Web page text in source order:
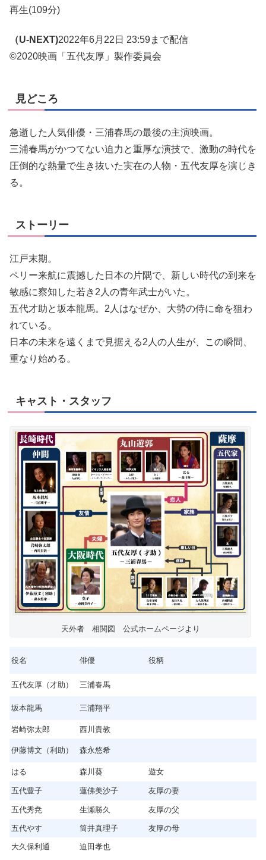
再生(109分)
（U-NEXT)2022年6月22日 23:59まで配信
©2020映画「五代友厚」製作委員会
見どころ
急逝した人気俳優・三浦春馬の最後の主演映画。
三浦春馬がかつてない迫力と重厚な演技で、激動の時代を
圧倒的な熱量で生き抜いた実在の人物・五代友厚を演じき
る。
ストーリー
江戸末期。
ペリー来航に震撼した日本の片隅で、新しい時代の到来を
敏感に察知した若き2人の青年武士がいた。
五代才助と坂本龍馬。2人はなぜか、大勢の侍に命を狙わ
れている。
日本の未来を遠くまで見据える2人の人生が、この瞬間、
重なり始める。
キャスト・スタッフ
天外者 相関図 公式ホームページより
役名 俳優 役柄
五代友厚（才助） 三浦春馬
坂本龍馬 三浦翔平
岩崎弥太郎 西川貴教
伊藤博文（利助） 森永悠希
はる 森川葵 遊女
五代豊子 蓮佛美沙子 友厚の妻
五代秀尭 生瀬勝久 友厚の父
五代やす 筒井真理子 友厚の母
大久保利通 迫田孝也